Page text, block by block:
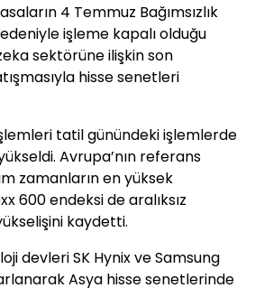
4 Temmuz Bağımsızlık
işleme kapalı olduğu
sektörüne ilişkin son
hisse senetleri
tatil günündeki işlemlerde
Avrupa’nın referans
zamanların en yüksek
600 endeksi de aralıksız
kaydetti.
devleri SK Hynix ve Samsung
Asya hisse senetlerinde